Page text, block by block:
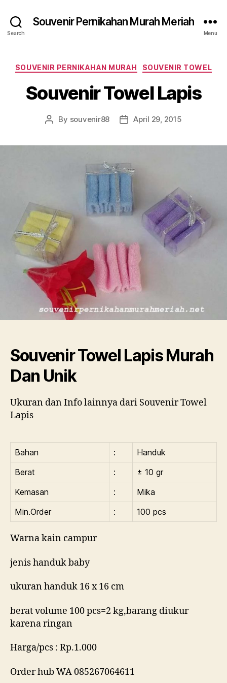
Search
Souvenir Pernikahan Murah Meriah
Menu
Categories
SOUVENIR PERNIKAHAN MURAH SOUVENIR TOWEL
Souvenir Towel Lapis
Post
By souvenir88
PostApril 29, 2015
Souvenir Towel Lapis Murah
Dan Unik
Ukuran dan Info lainnya dari Souvenir Towel
Lapis
Bahan :
Handuk
Berat
:
± 10 gr
Kemasan
:
Mika
Min.Order
: 100 pcs
Warna kain campur
jenis handuk baby
ukuran handuk 16 x 16 cm
berat volume 100 pcs=2 kg,barang diukur
karena ringan
Harga/pcs : Rp.1.000
Order hub WA 085267064611